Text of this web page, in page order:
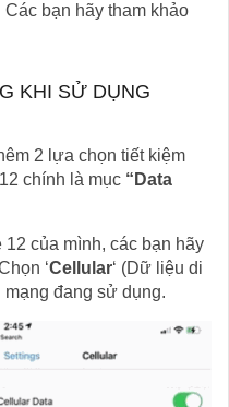
bạn hãy tham khảo
KHI SỬ DỤNG
2 lựa chọn tiết kiệm
chính là mục “Data
của mình, các bạn hãy
‘Cellular‘ (Dữ liệu di
đang sử dụng.